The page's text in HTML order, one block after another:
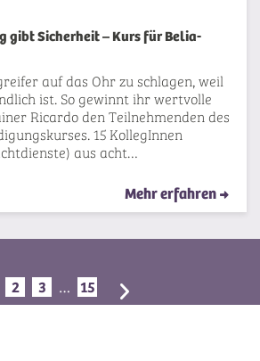
gibt Sicherheit – Kurs für Belia-
auf das Ohr zu schlagen, weil
ist. So gewinnt ihr wertvolle
Ricardo den Teilnehmenden des
15 KollegInnen
aus acht…
Mehr erfahren
2 3 … 15